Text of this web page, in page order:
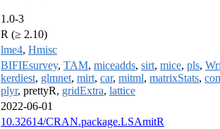
1.0-3
R (≥ 2.10)
lme4, Hmisc
BIFIEsurvey, TAM, miceadds, sirt, mice, pls,
kerdiest, glmnet, mirt, car, mitml, matrixStats,
plyr, prettyR, gridExtra, lattice
2022-06-01
10.32614/CRAN.package.LSAmitR